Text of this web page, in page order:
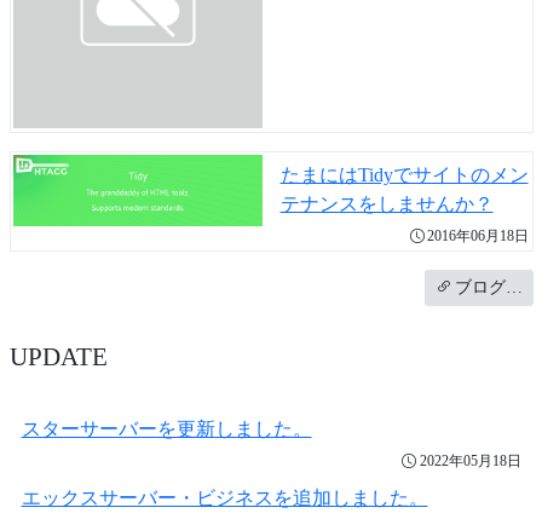
たまにはTidyでサイトのメン
テナンスをしませんか？
2016年06月18日
ブログ…
UPDATE
スターサーバーを更新しました。
2022年05月18日
エックスサーバー・ビジネスを追加しました。